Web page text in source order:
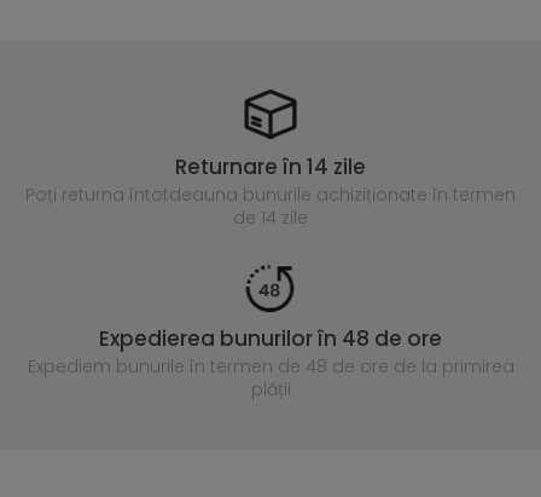
Returnare în 14 zile
Poți returna întotdeauna bunurile achiziționate în termen
de 14 zile
Expedierea bunurilor în 48 de ore
Expediem bunurile în termen de 48 de ore de la primirea
plății